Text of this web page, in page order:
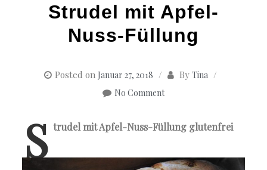
Strudel mit Apfel-
Nuss-Füllung
Posted on Januar 27, 2018 By Tina
No Comment
S trudel mit Apfel-Nuss-Füllung glutenfrei